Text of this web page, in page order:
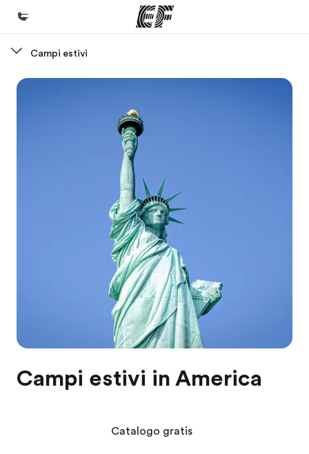
Benvenuto alla EF
La nostra organizzazione
Campi estivi
Campi estivi in America
Catalogo gratis